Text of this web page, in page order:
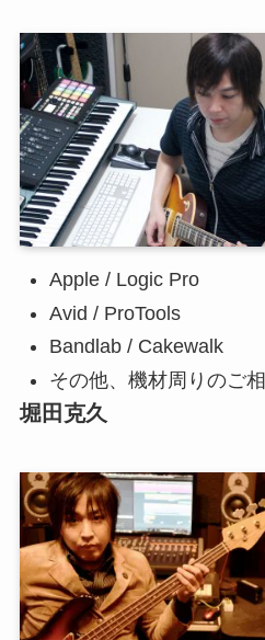
Apple / Logic Pro
Avid / ProTools
Bandlab / Cakewalk
その他、機材周りのご
堀田克久